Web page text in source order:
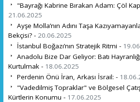
"Bayrağı Kabrine Bırakan Adam: Çöl
21.06.2025
Ayşe Molla’nın Adını Taşa
Bekçisi? - 20.06.2025
İstanbul Boğazı’nın Stratejik Ritmi -
Anadolu Bize Dar Geliyor: Batı
Kurtulmak - 18.06.2025
Perdenin Önü İran, Arkası İsrail: -
"Vadedilmiş Topraklar" ve Bölgesel
Kürtlerin Konumu - 17.06.2025